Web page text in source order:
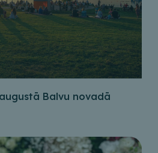
Balvu novadā